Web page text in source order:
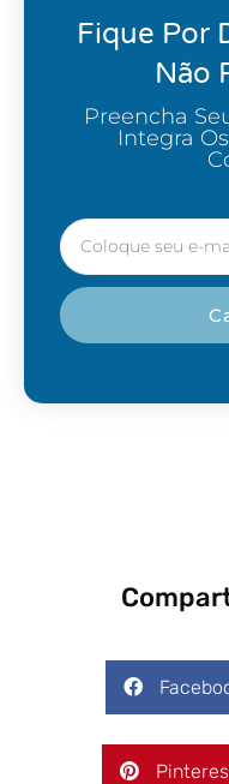
Fique Por
Não
Preencha
Integra